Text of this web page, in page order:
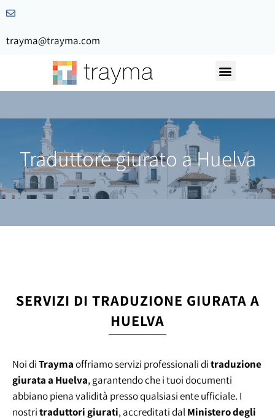
trayma@trayma.com
Traduttore giurato a Huelva
SERVIZI DI TRADUZIONE GIURATA A
HUELVA
Noi diTraymaoffriamo servizi professionali ditraduzione
giurata a Huelva, garantendo che i tuoi documenti
abbiano piena validità presso qualsiasi ente ufficiale. I
nostritraduttori giurati, accreditati dalMinistero degli